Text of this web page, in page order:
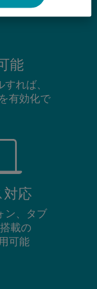
能
れば、
有効化で
応
ン、タブ
載の
可能